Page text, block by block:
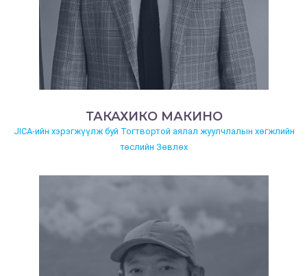
ТАКАХИКО МАКИНО
JICA-ийн хэрэгжүүлж буй Тогтвортой аялал жуулчлалын хөгжлийн
төслийн Зөвлөх